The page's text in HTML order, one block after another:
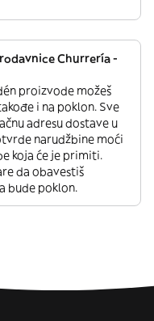
Churrería -
proizvode možeš
i na poklon. Sve
adresu dostave u
narudžbine moći
koja će je primiti.
da obavestiš
bude poklon.